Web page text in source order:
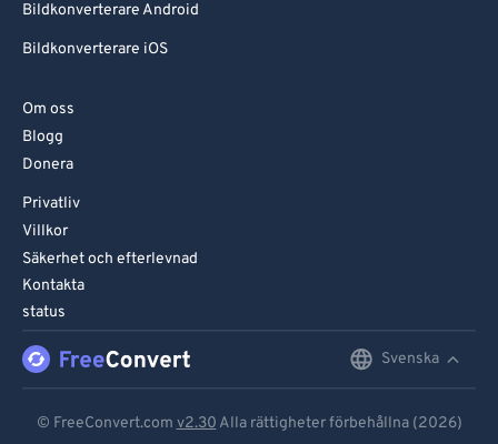
Bildkonverterare Android
Bildkonverterare iOS
Om oss
Blogg
Donera
Privatliv
Villkor
Säkerhet och efterlevnad
Kontakta
status
Svenska
© FreeConvert.com v2.30 Alla rättigheter förbehållna (2026)